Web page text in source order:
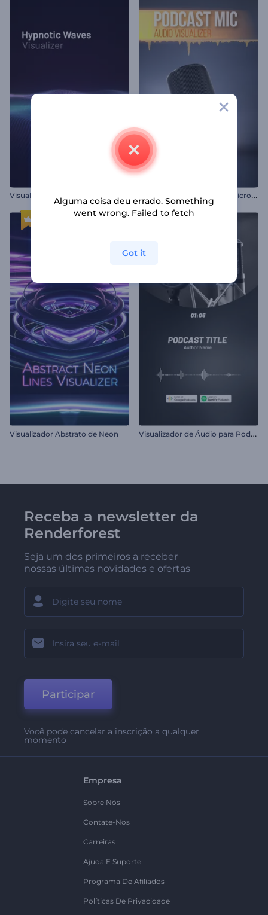
Visualizador - Ondas Hipnóticas T
ocador de Podcast com Microfone
Visualizador Abstrato de Neon V
isualizador de Áudio para Podcast
Receba a newsletter da
Renderforest
Seja um dos primeiros a receber
nossas últimas novidades e ofertas
Participar
Você pode cancelar a inscrição a qualquer
momento
Empresa
Sobre Nós
Contate-Nos
Carreiras
Ajuda E Suporte
Programa De Afiliados
Políticas De Privacidade
Alguma coisa deu errado. Something
went wrong. Failed to fetch
Got it